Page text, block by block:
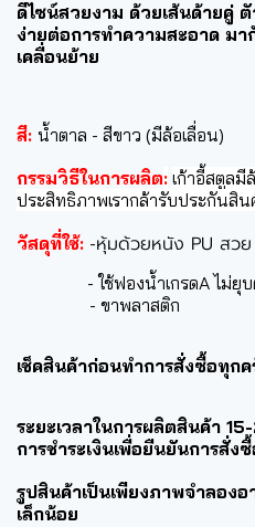
ดีไซน์สวยงาม ด้วยเส้นด้ายคู่
ง่ายต่อการทำความสะอาด ม
เคลื่อนย้าย
สี: น้ำตาล - สีขาว (มีล้อเลื่อน)
กรรมวิธีในการผลิต: เก้าอี้สตูลมี
ประสิทธิภาพเรากล้ารับประกันสิน
วัสดุที่ใช้: -หุ้มด้วยหนัง PU สว
- ใช้ฟองน้ำเกรดA ไม่ยุบ
- ขาพลาสติก
เช็คสินค้าก่อนทำการสั่งซื้อทุกค
ระยะเวลาในการผลิตสินค้า
การชำระเงินเพื่อยืนยันการสั่ง
รูปสินค้าเป็นเพียงภาพจำลอง
เล็กน้อย